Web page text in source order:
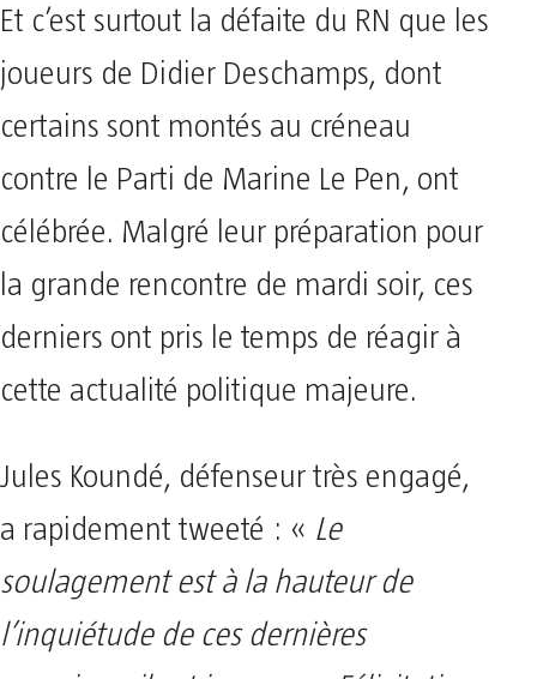
Et c’est surtout la défaite du RN que les
joueurs de Didier Deschamps, dont
certains sont montés au créneau
contre le Parti de Marine Le Pen, ont
célébrée. Malgré leur préparation pour
la grande rencontre de mardi soir, ces
derniers ont pris le temps de réagir à
cette actualité politique majeure.
Jules Koundé, défenseur très engagé,
a rapidement tweeté : « Le
soulagement est à la hauteur de
l’inquiétude de ces dernières